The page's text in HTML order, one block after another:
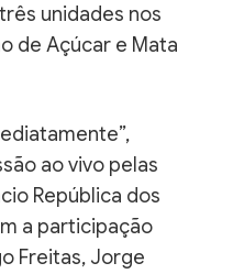
unidades nos
de Açúcar e Mata
ao vivo pelas
República dos
a participação
Freitas, Jorge